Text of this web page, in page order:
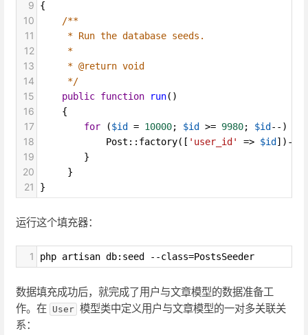
9 {
10 /**
11 * Run the database seeds.
12 *
13 * @return void
14 */
15 public function run()
16
    {
17 for ($id = 10000; $id >= 9980; $id -- ) {
18 Post :: factory([ 'user_id' => $id ]) ->
19
        }
20
     }
21 }
运行这个填充器：
1 php artisan db:seed --class=PostsSeeder
数据填充成功后，就完成了用户与文章模型的数据准备工
作。在 User 模型类中定义用户与文章模型的一对多关联关
系：